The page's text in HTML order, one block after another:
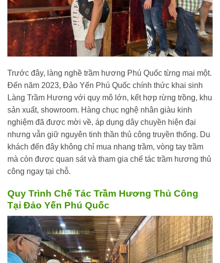
Trước đây, làng nghề trầm hương Phú Quốc từng mai một.
Đến năm 2023, Đảo Yến Phú Quốc chính thức khai sinh
Làng Trầm Hương với quy mô lớn, kết hợp rừng trồng, khu
sản xuất, showroom. Hàng chục nghệ nhân giàu kinh
nghiệm đã được mời về, áp dụng dây chuyền hiện đại
nhưng vẫn giữ nguyên tinh thần thủ công truyền thống. Du
khách đến đây không chỉ mua nhang trầm, vòng tay trầm
mà còn được quan sát và tham gia chế tác trầm hương thủ
công ngay tại chỗ.
Quy Trình Chế Tác Trầm Hương Thủ Công
Tại Đảo Yến Phú Quốc